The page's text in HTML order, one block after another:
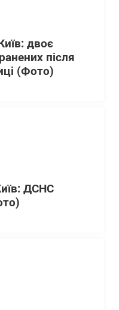
двоє
після
(Фото)
ДСНС